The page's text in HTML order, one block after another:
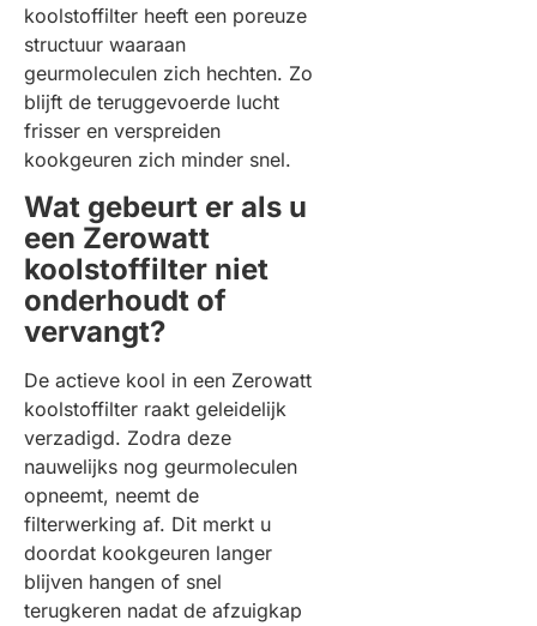
koolstoffilter heeft een poreuze
structuur waaraan
geurmoleculen zich hechten. Zo
blijft de teruggevoerde lucht
frisser en verspreiden
kookgeuren zich minder snel.
Wat gebeurt er als u
een Zerowatt
koolstoffilter niet
onderhoudt of
vervangt?
De actieve kool in een Zerowatt
koolstoffilter raakt geleidelijk
verzadigd. Zodra deze
nauwelijks nog geurmoleculen
opneemt, neemt de
filterwerking af. Dit merkt u
doordat kookgeuren langer
blijven hangen of snel
terugkeren nadat de afzuigkap